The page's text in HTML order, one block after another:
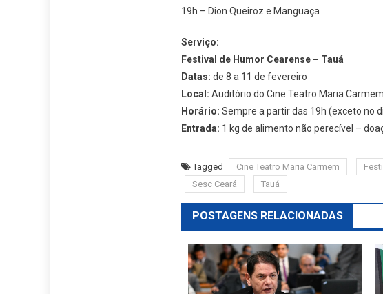
19h – Dion Queiroz e Manguaça
Serviço:
Festival de Humor Cearense – Tauá
Datas: de 8 a 11 de fevereiro
Local: Auditório do Cine Teatro Maria
Horário: Sempre a partir das 19h (exceto no
Entrada: 1 kg de alimento não perecível –
Tagged Cine Teatro Maria Carmem
Sesc Ceará
Tauá
POSTAGENS RELACIONADAS